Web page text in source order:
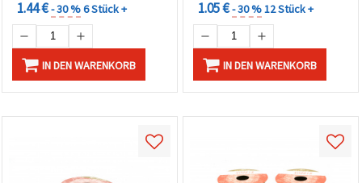
1.44 €- 30 %6 Stück +
IN DEN WARENKORB
1.05 €- 30 %12 Stück +
IN DEN WARENKORB